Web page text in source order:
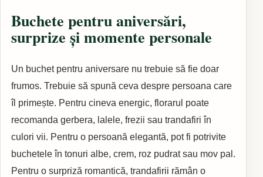
Buchete pentru aniversări,
surprize și momente personale
Un buchet pentru aniversare nu trebuie să fie doar
frumos. Trebuie să spună ceva despre persoana care
îl primește. Pentru cineva energic, florarul poate
recomanda gerbera, lalele, frezii sau trandafiri în
culori vii. Pentru o persoană elegantă, pot fi potrivite
buchetele în tonuri albe, crem, roz pudrat sau mov pal.
Pentru o surpriză romantică, trandafirii rămân o